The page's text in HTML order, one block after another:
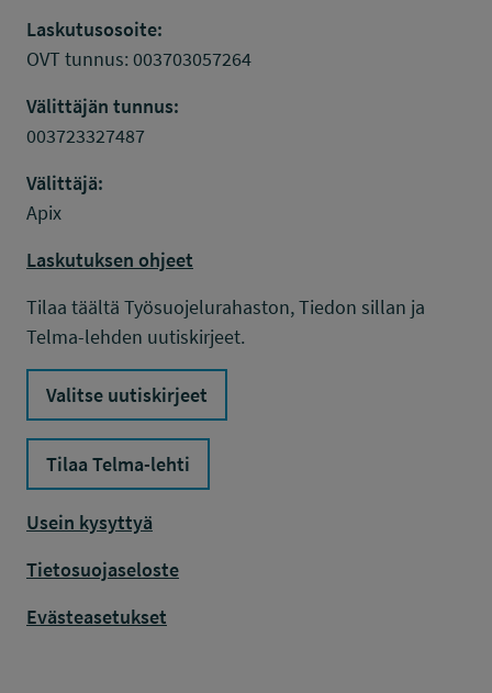
Laskutusosoite:
OVT tunnus: 003703057264
Välittäjän tunnus:
003723327487
Välittäjä:
Apix
Laskutuksen ohjeet
Tilaa täältä Työsuojelurahaston, Tiedon sillan ja
Telma-lehden uutiskirjeet.
Valitse uutiskirjeet
Tilaa Telma-lehti
Usein kysyttyä
Tietosuojaseloste
Evästeasetukset